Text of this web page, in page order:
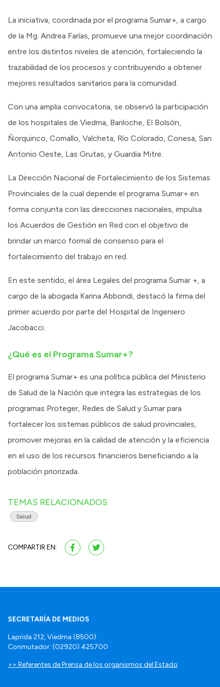
La iniciativa, coordinada por el programa Sumar+, a cargo
de la Mg. Andrea Farías, promueve una mejor coordinación
entre los distintos niveles de atención, fortaleciendo la
trazabilidad de los procesos y contribuyendo a obtener
mejores resultados sanitarios para la comunidad.
Con una amplia convocatoria, se observó la participación
de los hospitales de Viedma, Bariloche, El Bolsón,
Ñorquinco, Comallo, Valcheta, Río Colorado, Conesa, San
Antonio Oeste, Las Grutas, y Guardia Mitre.
La Dirección Nacional de Fortalecimiento de los Sistemas
Provinciales de la cual depende el programa Sumar+ en
forma conjunta con las direcciones nacionales, impulsa
los Acuerdos de Gestión en Red con el objetivo de
brindar un marco formal de consenso para el
fortalecimiento del trabajo en red.
En este sentido, el área Legales del programa Sumar +, a
cargo de la abogada Karina Abbondi, destacó la firma del
primer acuerdo por parte del Hospital de Ingeniero
Jacobacci.
¿Qué es el Programa Sumar+?
El programa Sumar+ es una política pública del Ministerio
de Salud de la Nación que integra las estrategias de los
programas Proteger, Redes de Salud y Sumar para
fortalecer los sistemas públicos de salud provinciales,
promover mejoras en la calidad de atención y la eficiencia
en el uso de los recursos financieros beneficiando a la
población priorizada.
TEMAS RELACIONADOS
Salud
COMPARTIR EN:
SECRETARÍA DE MEDIOS
Laprida 212, Viedma (8500).
Conmutador: (02920) 425700
>> Referentes de Prensa de los organismos del Estado